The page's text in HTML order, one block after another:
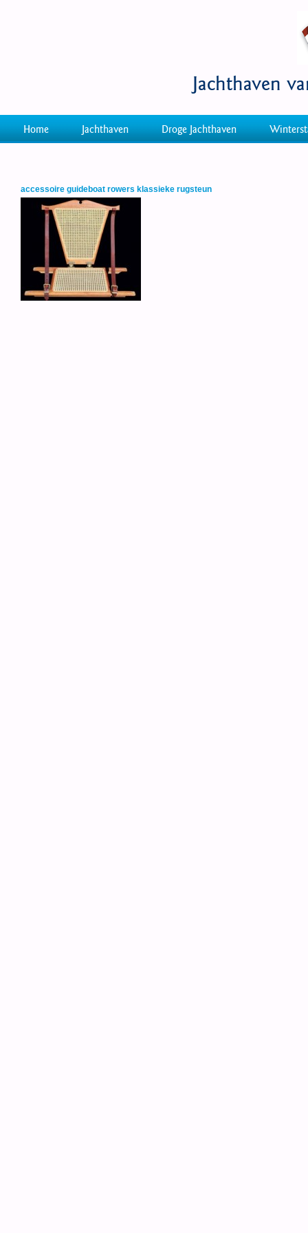
Jachthaven
Home Jachthaven Droge Jachthaven
accessoire guideboat rowers klassieke rugsteun